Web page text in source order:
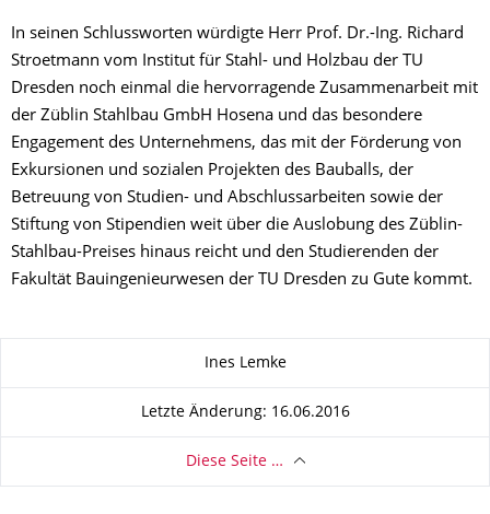
In seinen Schlussworten würdigte Herr Prof. Dr.-Ing. Richard
Stroetmann vom Institut für Stahl- und Holzbau der TU
Dresden noch einmal die hervorragende Zusammenarbeit mit
der Züblin Stahlbau GmbH Hosena und das besondere
Engagement des Unternehmens, das mit der Förderung von
Exkursionen und sozialen Projekten des Bauballs, der
Betreuung von Studien- und Abschlussarbeiten sowie der
Stiftung von Stipendien weit über die Auslobung des Züblin-
Stahlbau-Preises hinaus reicht und den Studierenden der
Fakultät Bauingenieurwesen der TU Dresden zu Gute kommt.
Ines Lemke
Letzte Änderung: 16.06.2016
Diese Seite …